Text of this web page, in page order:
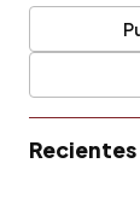
Recientes